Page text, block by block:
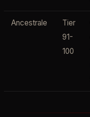
Ancestrale
Tier
91-
100